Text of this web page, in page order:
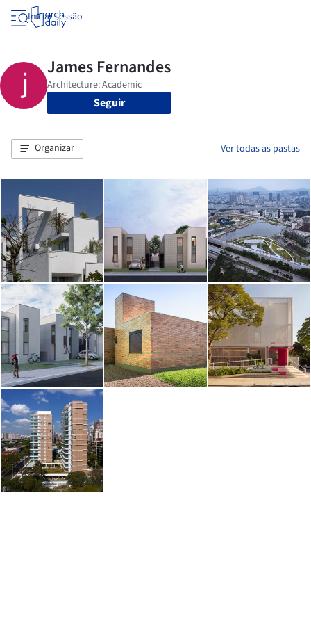
Iniciar sessão
Seguir
Organizar Ver todas as pastas